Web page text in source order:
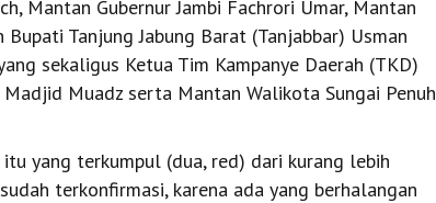
Mantan Gubernur Jambi Fachrori Umar, Mantan
Tanjung Jabung Barat (Tanjabbar) Usman
sekaligus Ketua Tim Kampanye Daerah (TKD)
Muadz serta Mantan Walikota Sungai Penuh
yang terkumpul (dua, red) dari kurang lebih
terkonfirmasi, karena ada yang berhalangan